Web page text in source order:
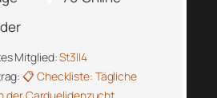
Mitglied:St3ll4
📋 Checkliste: Tägliche